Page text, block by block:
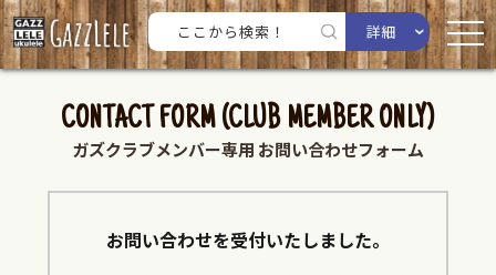
詳細
CONTACT FORM (CLUB MEMBER ONLY)
ガズクラブメンバー専用 お問い合わせフォーム
お問い合わせを受付いたしました。